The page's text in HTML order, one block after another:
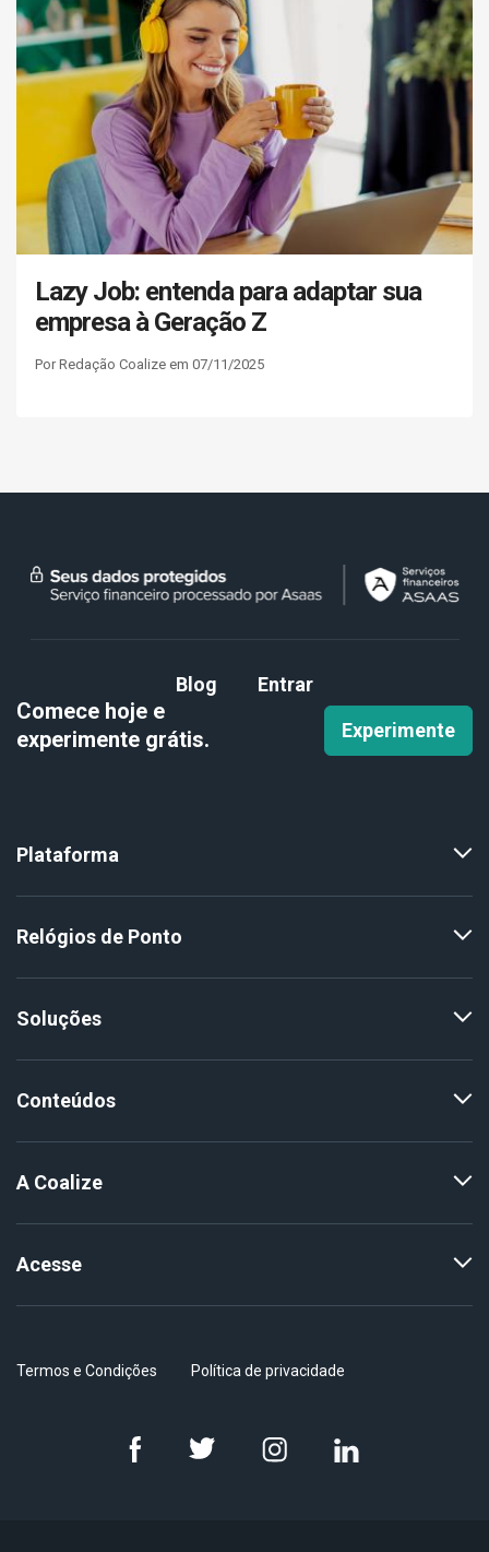
Lazy Job: entenda para adaptar sua
empresa à Geração Z
Por Redação Coalize em 07/11/2025
Blog Entrar
Comece hoje e
experimente grátis. Experimente
Plataforma
Relógios de Ponto
Soluções
Conteúdos
A Coalize
Acesse
Termos e Condições Política de privacidade